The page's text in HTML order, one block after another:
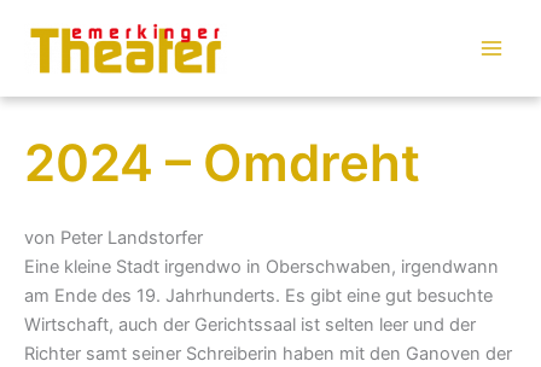
Inhalt
springen
2024 – Omdreht
von Peter Landstorfer
Eine kleine Stadt irgendwo in Oberschwaben, irgendwann
am Ende des 19. Jahrhunderts. Es gibt eine gut besuchte
Wirtschaft, auch der Gerichtssaal ist selten leer und der
Richter samt seiner Schreiberin haben mit den Ganoven der